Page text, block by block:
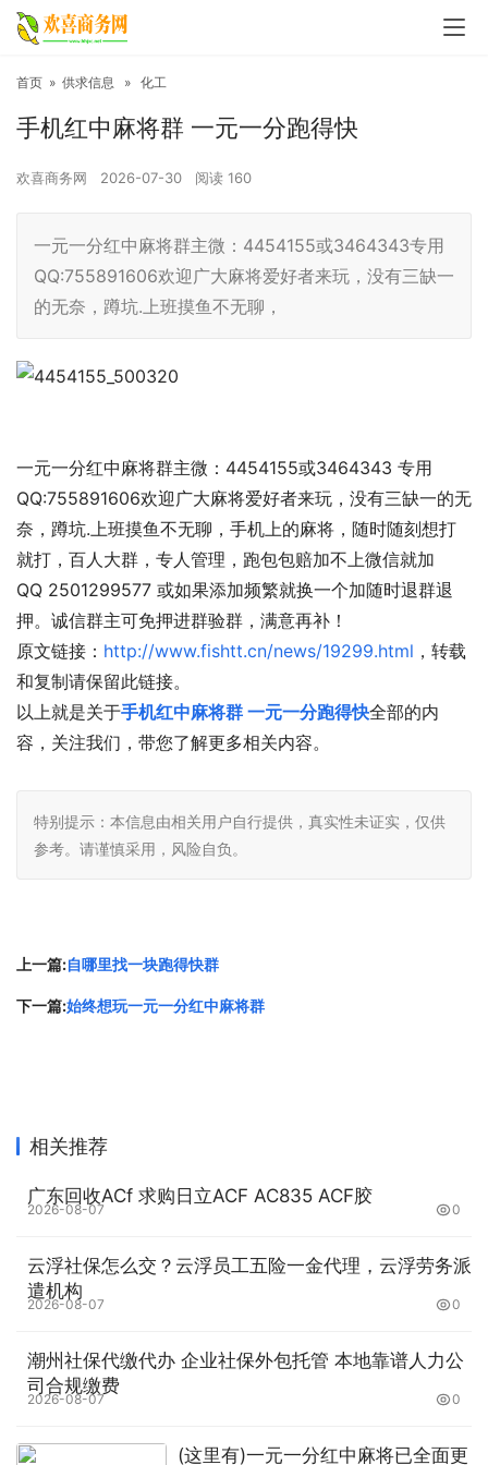
首页 » 供求信息 » 化工
手机红中麻将群 一元一分跑得快
欢喜商务网 2026-07-30 阅读 160
一元一分红中麻将群主微：4454155或3464343专用
QQ:755891606欢迎广大麻将爱好者来玩，没有三缺一
的无奈，蹲坑.上班摸鱼不无聊，
一元一分红中麻将群主微：4454155或3464343 专用
QQ:755891606欢迎广大麻将爱好者来玩，没有三缺一的无
奈，蹲坑.上班摸鱼不无聊，手机上的麻将，随时随刻想打
就打，百人大群，专人管理，跑包包赔加不上微信就加
QQ 2501299577 或如果添加频繁就换一个加随时退群退
押。诚信群主可免押进群验群，满意再补！
原文链接： http://www.fishtt.cn/news/19299.html ，转载
和复制请保留此链接。
以上就是关于手机红中麻将群 一元一分跑得快全部的内
容，关注我们，带您了解更多相关内容。
特别提示：本信息由相关用户自行提供，真实性未证实，仅供
参考。请谨慎采用，风险自负。
上一篇:自哪里找一块跑得快群
下一篇:始终想玩一元一分红中麻将群
相关推荐
广东回收ACf 求购日立ACF AC835 ACF胶
2026-08-07 0
云浮社保怎么交？云浮员工五险一金代理，云浮劳务派
遣机构
2026-08-07 0
潮州社保代缴代办 企业社保外包托管 本地靠谱人力公
司合规缴费
2026-08-07 0
(这里有)一元一分红中麻将已全面更